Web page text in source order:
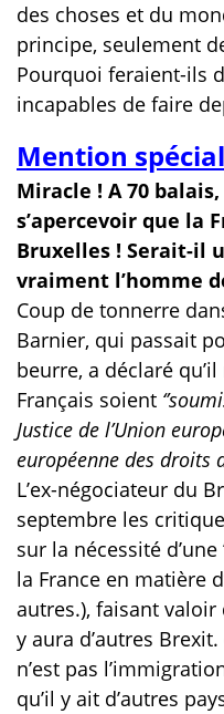
des choses et du
principe, seulement
Pourquoi feraient-ils
incapables de faire
Mention
Miracle ! A 70
s’apercevoir que la
Bruxelles ! Serait-il
vraiment l’homme
Coup de tonnerre
Barnier, qui passait
beurre, a déclaré
Français soient
Justice de l’Union
européenne des droits
L’ex-négociateur du
septembre les
sur la nécessité d’une
la France en matière
autres.), faisant
y aura d’autres
n’est pas
qu’il y ait d’autres